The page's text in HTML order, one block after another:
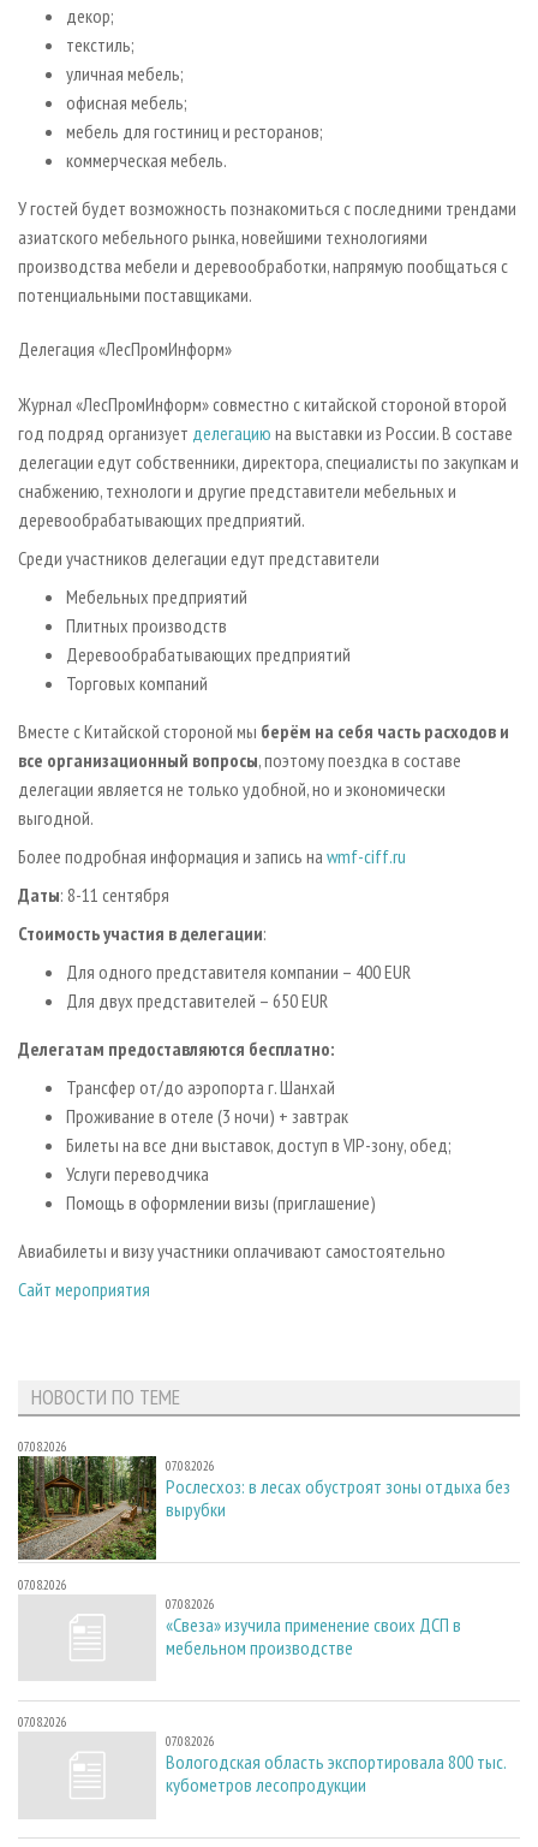
декор;
текстиль;
уличная мебель;
офисная мебель;
мебель для гостиниц и ресторанов;
коммерческая мебель.
У гостей будет возможность познакомиться с последними трендами
азиатского мебельного рынка, новейшими технологиями
производства мебели и деревообработки, напрямую пообщаться с
потенциальными поставщиками.
Делегация «ЛесПромИнформ»
Журнал «ЛесПромИнформ» совместно с китайской стороной второй
год подряд организует делегацию на выставки из России. В составе
делегации едут собственники, директора, специалисты по закупкам и
снабжению, технологи и другие представители мебельных и
деревообрабатывающих предприятий.
Среди участников делегации едут представители
Мебельных предприятий
Плитных производств
Деревообрабатывающих предприятий
Торговых компаний
Вместе с Китайской стороной мы берём на себя часть расходов и
все организационный вопросы, поэтому поездка в составе
делегации является не только удобной, но и экономически
выгодной.
Более подробная информация и запись на wmf-ciff.ru
Даты: 8-11 сентября
Стоимость участия в делегации:
Для одного представителя компании – 400 EUR
Для двух представителей – 650 EUR
Делегатам предоставляются бесплатно:
Трансфер от/до аэропорта г. Шанхай
Проживание в отеле (3 ночи) + завтрак
Билеты на все дни выставок, доступ в VIP-зону, обед;
Услуги переводчика
Помощь в оформлении визы (приглашение)
Авиабилеты и визу участники оплачивают самостоятельно
Сайт мероприятия
НОВОСТИ ПО ТЕМЕ
07.08.2026
07.08.2026
Рослесхоз: в лесах обустроят зоны отдыха без
вырубки
07.08.2026
07.08.2026
«Свеза» изучила применение своих ДСП в
мебельном производстве
07.08.2026
07.08.2026
Вологодская область экспортировала 800 тыс.
кубометров лесопродукции